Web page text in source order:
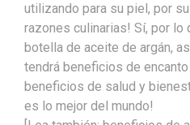
utilizando para su piel, por
razones culinarias! Sí, por lo
botella de aceite de argán,
tendrá beneficios de
beneficios de salud y
es lo mejor del mundo!